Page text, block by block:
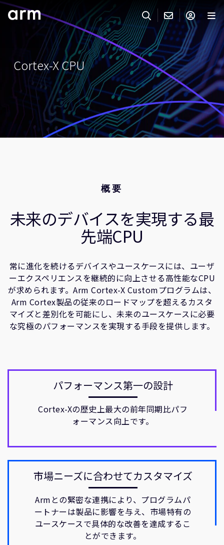
Skip to Main Content
Skip to Footer
サーチ
ARMのお問い合わせ
サポート
IP サポート
Keil Tools
販売
企業様向けFlexible Access
Arm Integrity Helpline
報道関連
ウェブサイト
IR関連
セキュリティ脆弱性の報告
グローバル本社
Tel: + 44(1223) 400 400 [main reception]
Fax: + 44(1223) 400 410
全てのオフィスを見る
ARMアカウント
Armアカウント
ログインしてArmアカウントにアクセスする。
ログイン
製品
分野
パートナー
サポート&トレーニング
企業情報
Cortex-X CPU
概要
未来のデバイスを実現する最
先端CPU
常に進化を続けるデバイスやユースケースには、ユーザ
ーエクスペリエンスを継続的に向上させる高性能なCPU
が求められます。Arm Cortex-X Customプログラムは、
Arm Cortex製品の従来のロードマップを超えるカスタ
マイズと差別化を可能にし、未来のユースケースに必要
な究極のパフォーマンスを実現する手段を提供します。
パフォーマンス第一の設計
Cortex-Xの歴史上最大の前年同期比パフ
ォーマンス向上です。
市場ニーズに合わせてカスタマイズ
Armとの緊密な連携により、プログラムパ
ートナーは製品に影響を与え、市場特有の
ユースケースで具体的な改善を達成するこ
とができます。